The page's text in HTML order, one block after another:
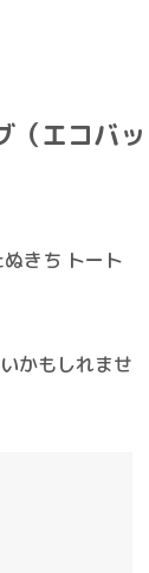
（エコバッ
きち トート
かもしれませ